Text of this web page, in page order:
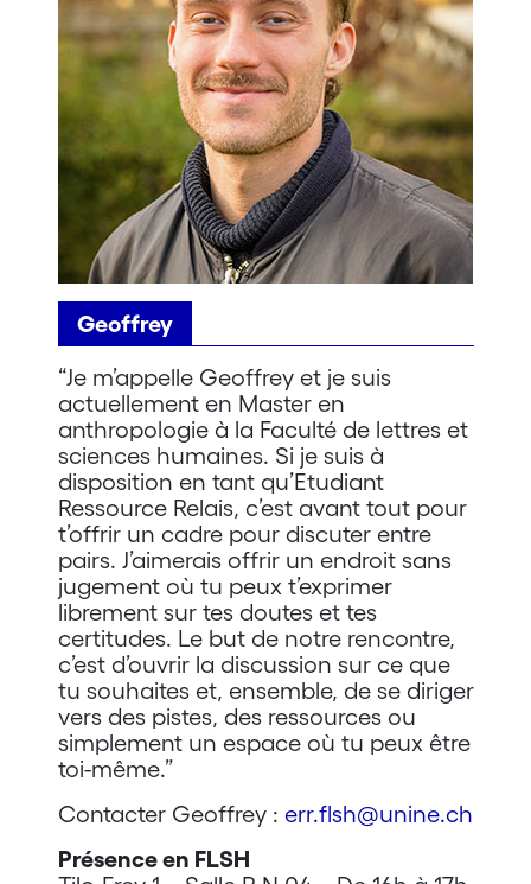
Geoffrey
“Je m’appelle Geoffrey et je suis
actuellement en Master en
anthropologie à la Faculté de lettres et
sciences humaines. Si je suis à
disposition en tant qu’Etudiant
Ressource Relais, c’est avant tout pour
t’offrir un cadre pour discuter entre
pairs. J’aimerais offrir un endroit sans
jugement où tu peux t’exprimer
librement sur tes doutes et tes
certitudes. Le but de notre rencontre,
c’est d’ouvrir la discussion sur ce que
tu souhaites et, ensemble, de se diriger
vers des pistes, des ressources ou
simplement un espace où tu peux être
toi-même.”
Contacter Geoffrey : err.flsh@unine.ch
Présence en FLSH